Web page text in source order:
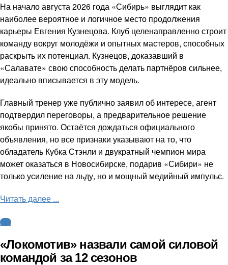
На начало августа 2026 года «Сибирь» выглядит как
наиболее вероятное и логичное место продолжения
карьеры Евгения Кузнецова. Клуб целенаправленно строит
команду вокруг молодёжи и опытных мастеров, способных
раскрыть их потенциал. Кузнецов, доказавший в
«Салавате» свою способность делать партнёров сильнее,
идеально вписывается в эту модель.
Главный тренер уже публично заявил об интересе, агент
подтвердил переговоры, а предварительное решение
якобы принято. Остаётся дождаться официального
объявления, но все признаки указывают на то, что
обладатель Кубка Стэнли и двукратный чемпион мира
может оказаться в Новосибирске, подарив «Сибири» не
только усиление на льду, но и мощный медийный импульс.
Читать далее ...
КХЛ
«Локомотив» назвали самой силовой
командой за 12 сезонов